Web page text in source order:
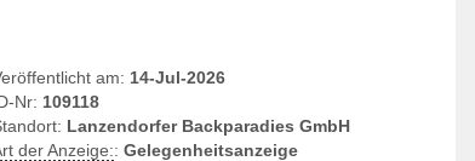
am: 14-Jul-2026
Nr: 109118
Lanzendorfer Backparadies GmbH
der Anzeige:: Gelegenheitsanzeige